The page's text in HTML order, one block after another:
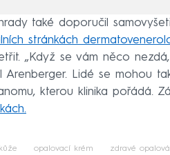
také doporučil
stránkách
„Když se vám něco
Arenberger. Lidé se mohou
kterou klinika pořádá.
kůže opalovací krém zdravé